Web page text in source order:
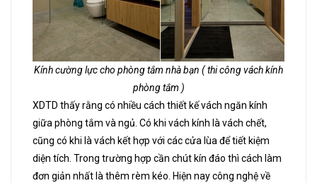
Kính cường lực cho phòng tắm nhà bạn ( thi công vách kính
phòng tắm )
XDTD thấy rằng có nhiều cách thiết kế vách ngăn kính
giữa phòng tắm và ngủ. Có khi vách kính là vách chết,
cũng có khi là vách kết hợp với các cửa lùa để tiết kiệm
diện tích. Trong trường hợp cần chút kín đáo thì cách làm
đơn giản nhất là thêm rèm kéo. Hiện nay công nghệ về